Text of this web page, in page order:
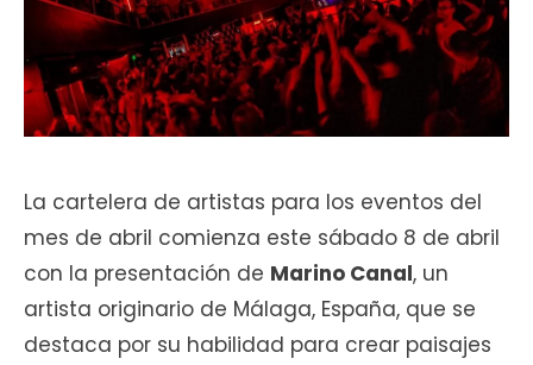
La cartelera de artistas para los eventos del
mes de abril comienza este sábado 8 de abril
con la presentación de Marino Canal, un
artista originario de Málaga, España, que se
destaca por su habilidad para crear paisajes